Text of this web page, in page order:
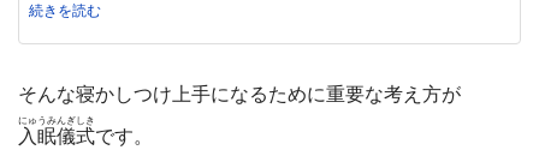
続きを読む
そんな寝かしつけ上手になるために重要な考え方が
入眠儀式
にゅうみんぎしき
です。